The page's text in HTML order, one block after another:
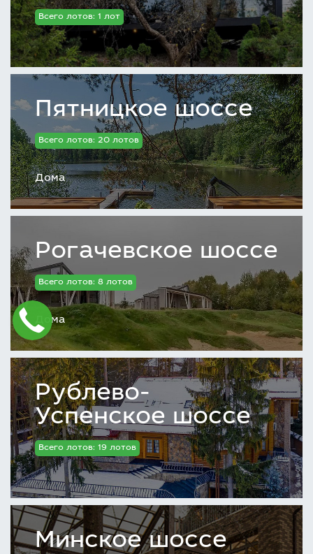
Всего лотов: 1 лот
Пятницкое шоссе
Всего лотов: 20 лотов
Дома
Рогачевское шоссе
Всего лотов: 8 лотов
Дома
Рублево-
Успенское шоссе
Всего лотов: 19 лотов
Минское шоссе